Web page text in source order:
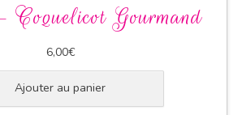
Coquelicot Gourmand
6,00€
Ajouter au panier